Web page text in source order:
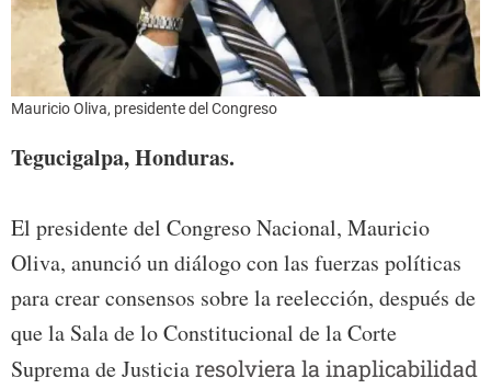
Mauricio Oliva, presidente del Congreso
Tegucigalpa, Honduras.
El presidente del Congreso Nacional, Mauricio
Oliva, anunció un diálogo con las fuerzas políticas
para crear consensos sobre la reelección, después de
que la Sala de lo Constitucional de la Corte
Suprema de Justiciaresolviera la inaplicabilidad